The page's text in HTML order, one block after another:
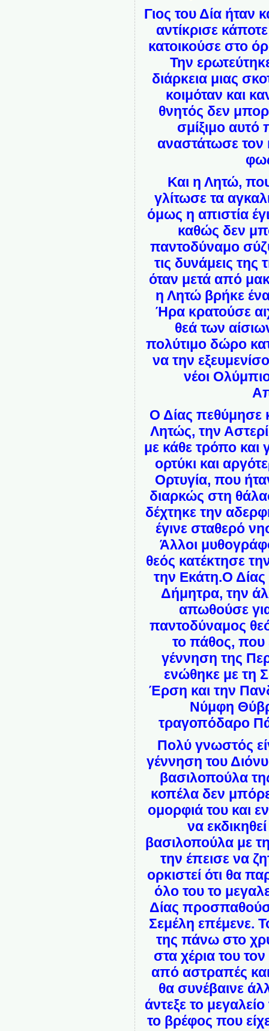
Γιος του Δία ήταν
αντίκρισε
κατοικούσε στο
Την
διάρκεια μιας
κοιμόταν και
θνητός δεν
σμίξιμο
αναστάτωσε τον
Και η Λητώ,
γλίτωσε τα
όμως η απιστία
καθώς δεν
παντοδύναμο
τις δυνάμεις
όταν μετά από
η Λητώ βρήκε
Ήρα κρατούσε
θεά των
πολύτιμο δώρο
να την
νέοι
Ο Δίας πεθύμησε
Λητώς, την
με κάθε τρόπο και
ορτύκι και
Ορτυγία, που
διαρκώς στη
δέχτηκε την
έγινε σταθερό
Άλλοι
θεός κατέκτησε
την Εκάτη.Ο Δίας
Δήμητρα, την
απωθούσε
παντοδύναμος
το πάθος, που
γέννηση της
ενώθηκε με τη
Έρση και την
Νύμφη
τραγοπόδαρο
Πολύ γνωστός
γέννηση του
βασιλοπούλα
κοπέλα δεν
ομορφιά του και
να
βασιλοπούλα με
την έπεισε να
ορκιστεί ότι θα
όλο του το
Δίας
Σεμέλη επέμενε.
της πάνω στο
στα χέρια του
από αστραπές
θα συνέβαινε
άντεξε το
το βρέφος που